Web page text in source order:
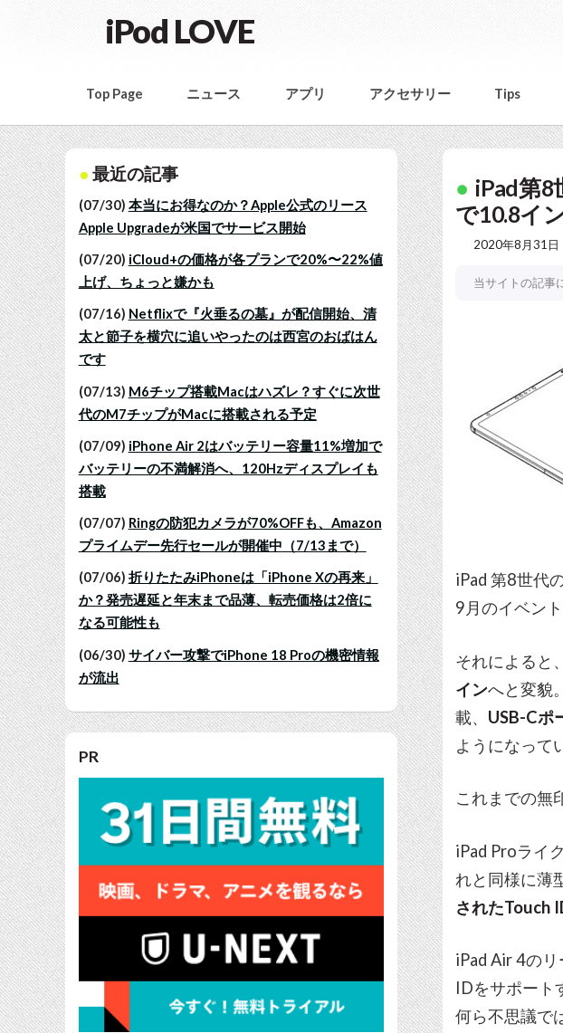
iPod LOVE
Top Page ニュース アプリ アクセサリー Tips
最近の記事
(07/30) 本当にお得なのか？Apple公式のリース
Apple Upgradeが米国でサービス開始
(07/20) iCloud+の価格が各プランで20%〜22%値
上げ、ちょっと嫌かも
(07/16) Netflixで『火垂るの墓』が配信開始、清
太と節子を横穴に追いやったのは西宮のおばはん
です
(07/13) M6チップ搭載Macはハズレ？すぐに次世
代のM7チップがMacに搭載される予定
(07/09) iPhone Air 2はバッテリー容量11%増加で
バッテリーの不満解消へ、120Hzディスプレイも
搭載
(07/07) Ringの防犯カメラが70%OFFも、Amazon
プライムデー先行セールが開催中（7/13まで）
(07/06) 折りたたみiPhoneは「iPhone Xの再来」
か？発売遅延と年末まで品薄、転売価格は2倍に
なる可能性も
(06/30) サイバー攻撃でiPhone 18 Proの機密情報
が流出
PR
iPad第8
で10.8イ
2020年8月31日
当サイトの記事
iPad 第8世代
9月のイベン
それによると
インへと変貌
載、 USB-Cポ
ようになって
これまでの無
iPad Proライ
れと同様に薄
されたTouch
iPad Air 4の
IDをサポート
何ら不思議で